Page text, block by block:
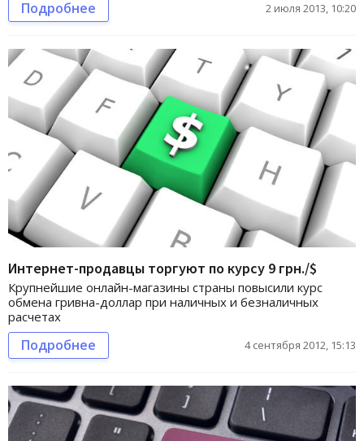
Подробнее 2 июля 2013, 10:20
Интернет-продавцы торгуют по курсу 9 грн./$
Крупнейшие онлайн-магазины страны повысили курс
обмена гривна-доллар при наличных и безналичных
расчетах
Подробнее 4 сентября 2012, 15:13